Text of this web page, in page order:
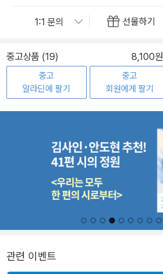
선물하기
중고상품 (19) 8,100원
중고
알라딘에 팔기
중고
회원에게 팔기
관련 이벤트